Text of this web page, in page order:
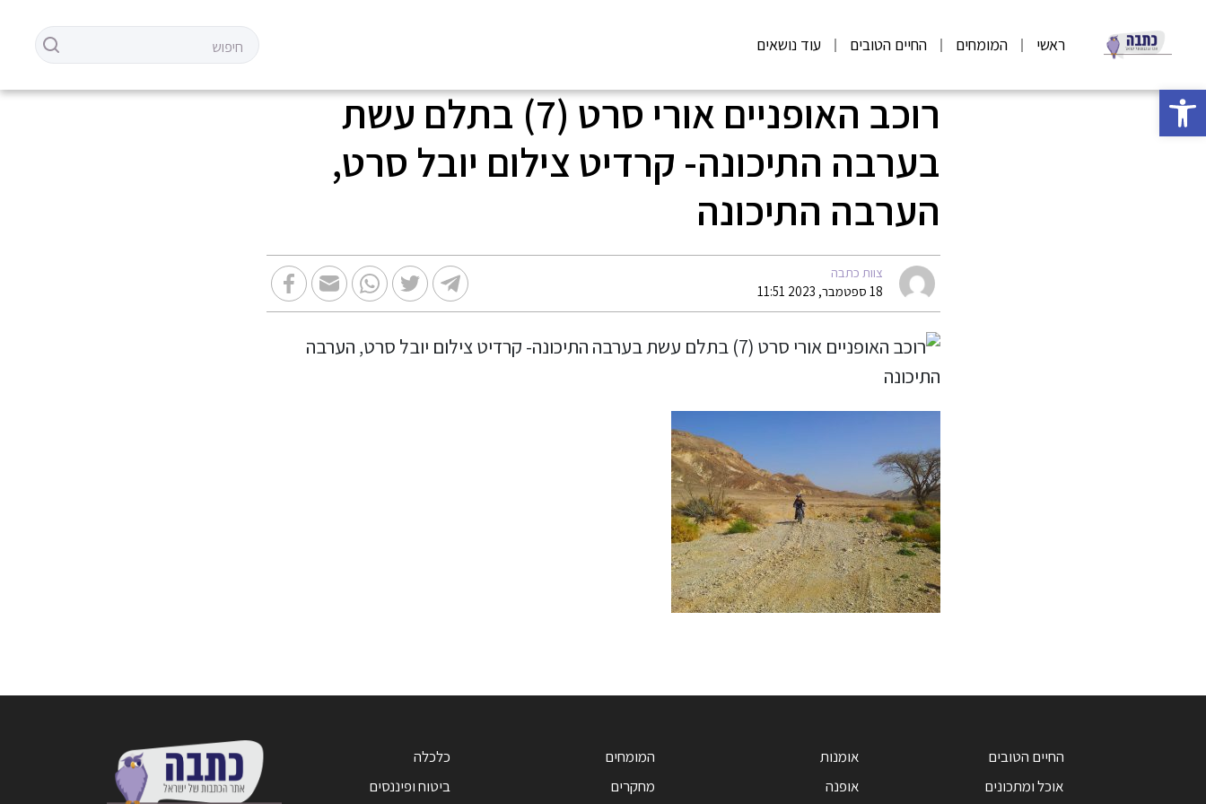
פתח סרגל נגישות
ראשי המומחים החיים הטובים עוד נושאים
רוכב האופניים אורי סרט (7) בתלם עשת
בערבה התיכונה- קרדיט צילום יובל סרט,
הערבה התיכונה
צוות כתבה
18 ספטמבר, 2023 11:51
החיים הטובים
אוכל ומתכונים
אומנות
אופנה
המומחים
מחקרים
כלכלה
ביטוח ופיננסים